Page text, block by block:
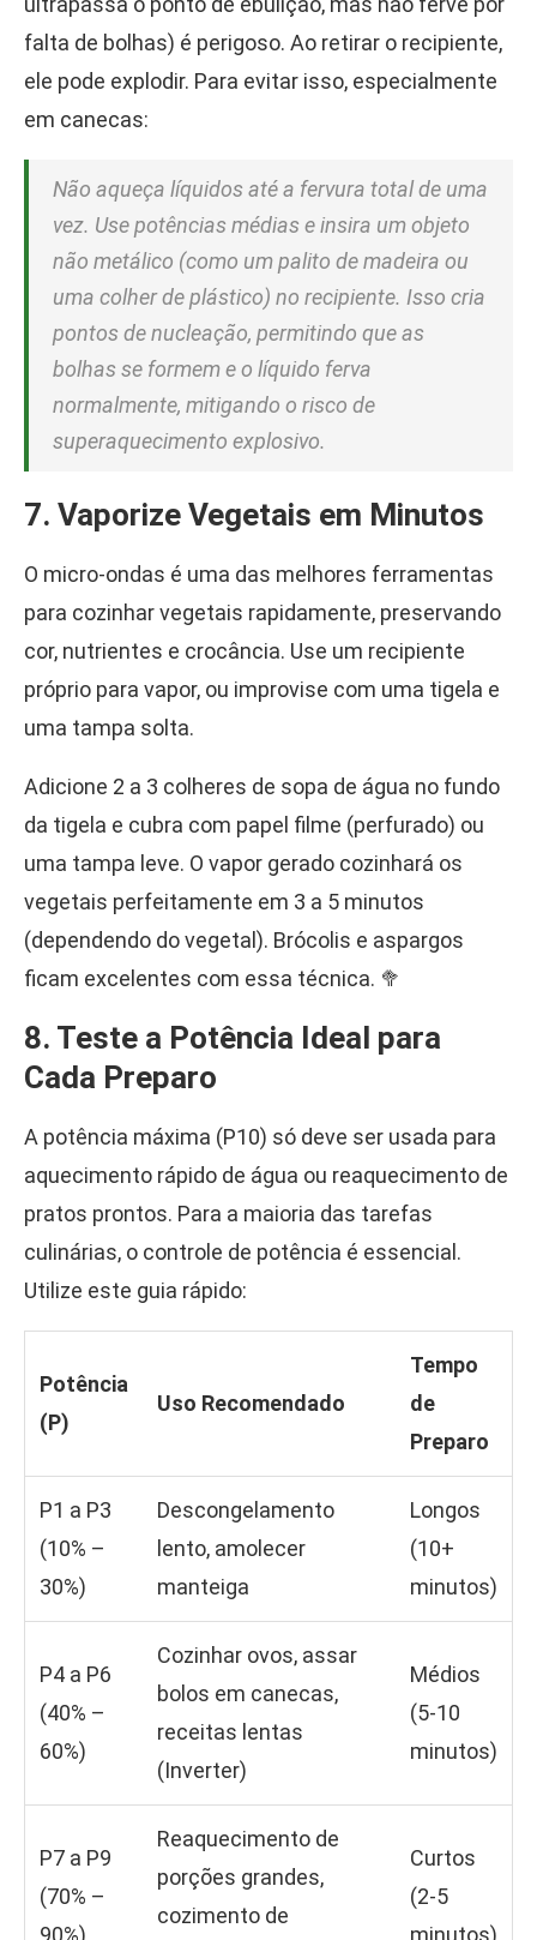
falta de bolhas) é perigoso. Ao retirar o recipiente,
ele pode explodir. Para evitar isso, especialmente
em canecas:
Não aqueça líquidos até a fervura total de uma
vez. Use potências médias e insira um objeto
não metálico (como um palito de madeira ou
uma colher de plástico) no recipiente. Isso cria
pontos de nucleação, permitindo que as
bolhas se formem e o líquido ferva
normalmente, mitigando o risco de
superaquecimento explosivo.
7. Vaporize Vegetais em Minutos
O micro-ondas é uma das melhores ferramentas
para cozinhar vegetais rapidamente, preservando
cor, nutrientes e crocância. Use um recipiente
próprio para vapor, ou improvise com uma tigela e
uma tampa solta.
Adicione 2 a 3 colheres de sopa de água no fundo
da tigela e cubra com papel filme (perfurado) ou
uma tampa leve. O vapor gerado cozinhará os
vegetais perfeitamente em 3 a 5 minutos
(dependendo do vegetal). Brócolis e aspargos
ficam excelentes com essa técnica. 🥦
8. Teste a Potência Ideal para
Cada Preparo
A potência máxima (P10) só deve ser usada para
aquecimento rápido de água ou reaquecimento de
pratos prontos. Para a maioria das tarefas
culinárias, o controle de potência é essencial.
Utilize este guia rápido:
Potência
(P)
Uso Recomendado
Tempo
de
Preparo
P1 a P3
(10% –
30%)
Descongelamento
lento, amolecer
manteiga
Longos
(10+
minutos)
P4 a P6
(40% –
60%)
Cozinhar ovos, assar
bolos em canecas,
receitas lentas
(Inverter)
Médios
(5-10
minutos)
P7 a P9
(70% –
90%)
Reaquecimento de
porções grandes,
cozimento de
Curtos
(2-5
minutos)